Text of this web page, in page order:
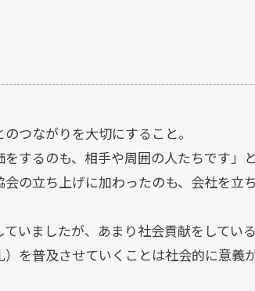
つながりを大切にすること。
をするのも、相手や周囲の人たちです」
の立ち上げに加わったのも、会社を立
ていましたが、あまり社会貢献をしてい
を普及させていくことは社会的に意義